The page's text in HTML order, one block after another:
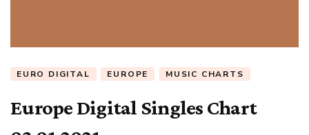
EURO DIGITAL EUROPE MUSIC CHARTS
Europe Digital Singles Chart